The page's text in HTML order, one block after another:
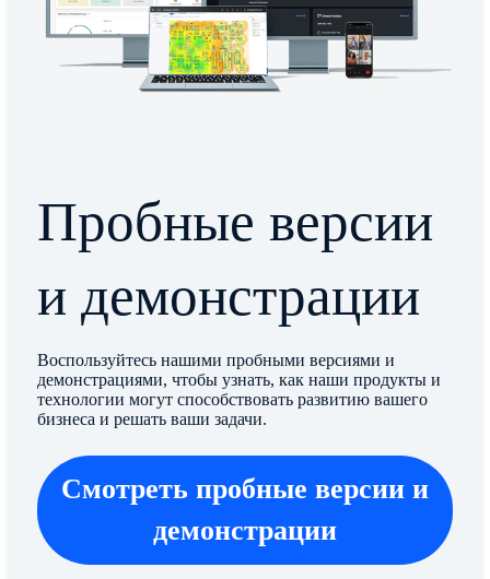
Пробные версии
и демонстрации
Воспользуйтесь нашими пробными версиями и
демонстрациями, чтобы узнать, как наши продукты и
технологии могут способствовать развитию вашего
бизнеса и решать ваши задачи.
Смотреть пробные версии и
демонстрации